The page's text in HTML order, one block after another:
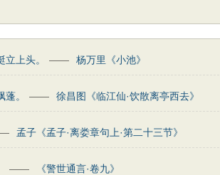
上头。 —— 杨万里《小池》
。 —— 徐昌图《临江仙·饮散离亭西去》
孟子《孟子·离娄章句上·第二十三节》
—— 《警世通言·卷九》